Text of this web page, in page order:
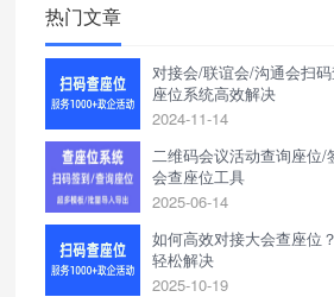
热门文章
对接会/联谊会/沟通会扫
座位系统高效解决
2024-11-14
二维码会议活动查询座位
会查座位工具
2025-06-14
如何高效对接大会查座位
轻松解决
2025-10-19